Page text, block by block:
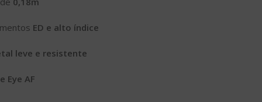
ED e alto índice
leve e resistente
Eye AF